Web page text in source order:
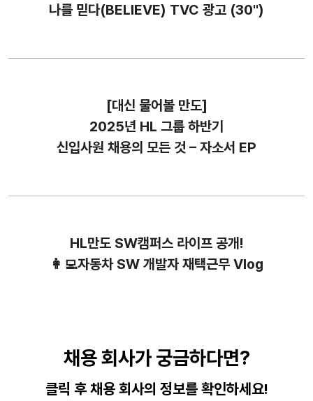
나를 믿다(BELIEVE) TVC 광고 (30'')
[대신 물어볼 만도]
2025년 HL 그룹 하반기
신입사원 채용의 모든 것 – 자소서 EP
HL만도 SW캠퍼스 라이프 공개!
👩‍💻자동차 SW 개발자 재택근무 Vlog
채용 회사가 궁금하다면?
클릭 후 채용 회사의 정보를 확인하세요!